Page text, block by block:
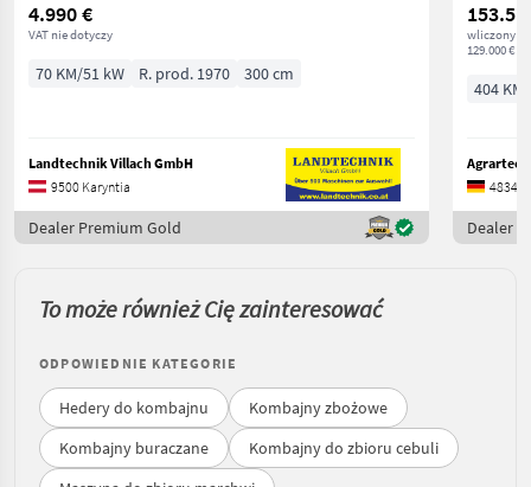
4.990 €
VAT nie dotyczy
70 KM/51 kW R. prod. 1970 300 cm
Landtechnik Villach GmbH
9500 Karyntia
Dealer Premium Gold
wliczony
129.000 €
404
48341
Dealer
To może również Cię zainteresować
ODPOWIEDNIE KATEGORIE
Hedery do kombajnu
Kombajny zbożowe
Kombajny buraczane
Kombajny do zbioru cebuli